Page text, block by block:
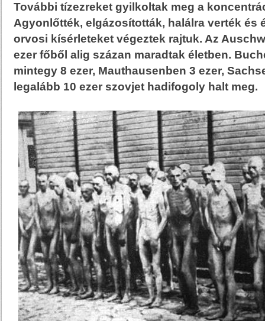
További tízezreket gyilkoltak meg a
Agyonlőtték, elgázosították, halálra verték és
orvosi kísérleteket végeztek rajtuk. Az
ezer főből alig százan maradtak életben.
mintegy 8 ezer, Mauthausenben 3 ezer,
legalább 10 ezer szovjet hadifogoly halt meg.